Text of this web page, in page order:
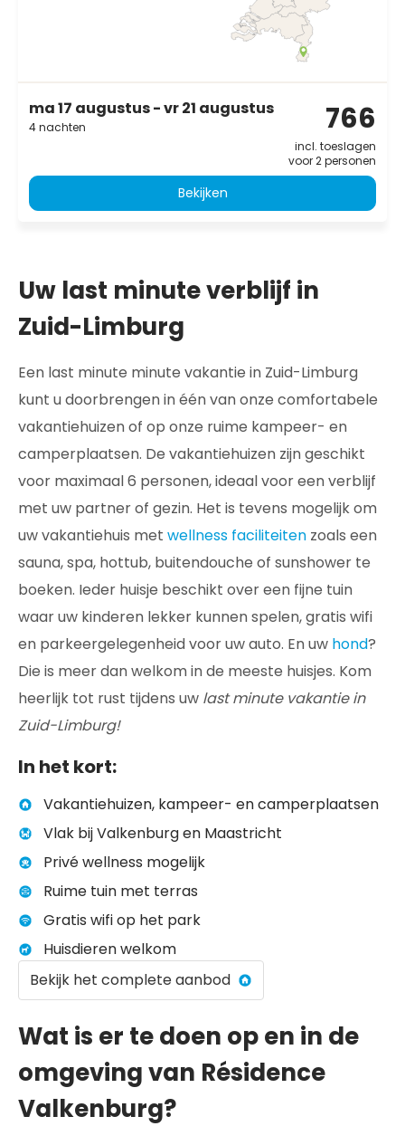
ma 17 augustus - vr 21 augustus
4 nachten 766
incl. toeslagen
voor 2 personen
Bekijken
Uw last minute verblijf in
Zuid-Limburg
Een last minute minute vakantie in Zuid-Limburg
kunt u doorbrengen in één van onze comfortabele
vakantiehuizen of op onze ruime kampeer- en
camperplaatsen. De vakantiehuizen zijn geschikt
voor maximaal 6 personen, ideaal voor een verblijf
met uw partner of gezin. Het is tevens mogelijk om
uw vakantiehuis met wellness faciliteiten zoals een
sauna, spa, hottub, buitendouche of sunshower te
boeken. Ieder huisje beschikt over een fijne tuin
waar uw kinderen lekker kunnen spelen, gratis wifi
en parkeergelegenheid voor uw auto. En uw hond?
Die is meer dan welkom in de meeste huisjes. Kom
heerlijk tot rust tijdens uw last minute vakantie in
Zuid-Limburg!
In het kort:
Vakantiehuizen, kampeer- en camperplaatsen
Vlak bij Valkenburg en Maastricht
Privé wellness mogelijk
Ruime tuin met terras
Gratis wifi op het park
Huisdieren welkom
Bekijk het complete aanbod
Wat is er te doen op en in de
omgeving van Résidence
Valkenburg?